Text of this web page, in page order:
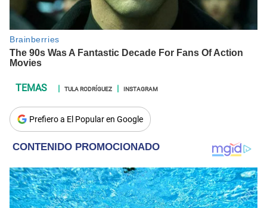
TULA RODRÍGUEZ INSTAGRAM
Prefiero a El Popular en Google